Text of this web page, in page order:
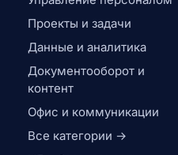
Проекты и задачи
Данные и аналитика
Документооборот и
контент
Офис и коммуникации
Все категории →